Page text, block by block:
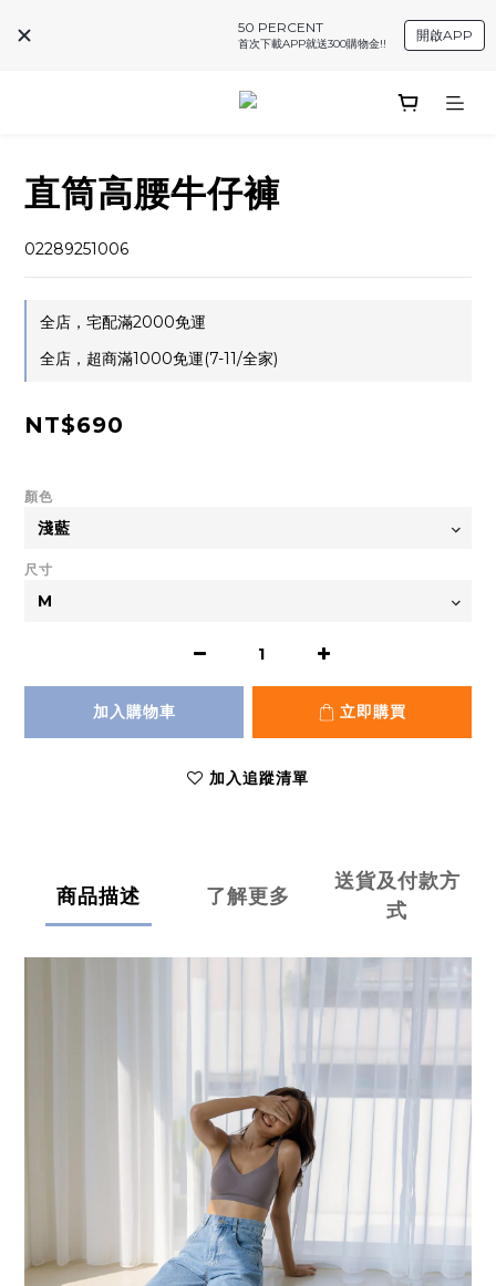
50 PERCENT
首次下載APP就送300購物金!!
開啟APP
直筒高腰牛仔褲
02289251006
全店，宅配滿2000免運
全店，超商滿1000免運(7-11/全家)
NT$690
顏色
尺寸
加入購物車 立即購買
加入追蹤清單
商品描述 了解更多
送貨及付款方
式